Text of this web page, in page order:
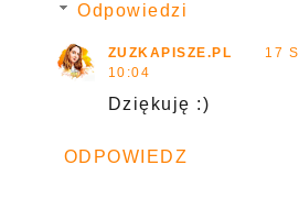
Odpowiedzi
ZUZKAPISZE.PL
17
10:04
Dziękuję :)
ODPOWIEDZ